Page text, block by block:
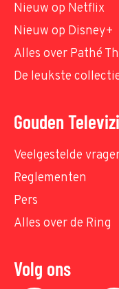
Nieuw op Netflix
Nieuw op Disney+
Alles over Pathé
De leukste
Gouden
Veelgestelde
Reglementen
Pers
Alles over de Ring
Volg ons